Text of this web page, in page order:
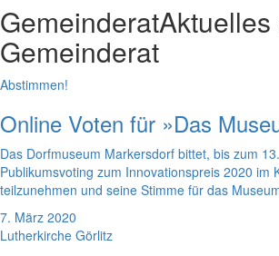
Gemeinderat
Gemeinderat
Abstimmen!
Online Voten für »Das
Das Dorfmuseum Markersdorf bittet, bis zum
Publikumsvoting zum Innovationspreis 2020 im
teilzunehmen und seine Stimme für das
7. März 2020
Lutherkirche Görlitz